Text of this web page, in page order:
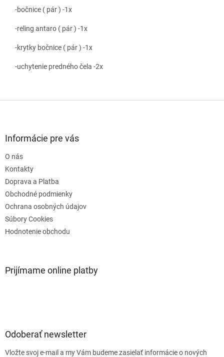
-bočnice ( pár ) -1x
-reling antaro ( pár ) -1x
-krytky bočnice ( pár ) -1x
-uchytenie predného čela -2x
Informácie pre vás
O nás
Kontakty
Doprava a Platba
Obchodné podmienky
Ochrana osobných údajov
Súbory Cookies
Hodnotenie obchodu
Prijímame online platby
Odoberať newsletter
Vložte svoj e-mail a my Vám budeme zasielať informácie o nových